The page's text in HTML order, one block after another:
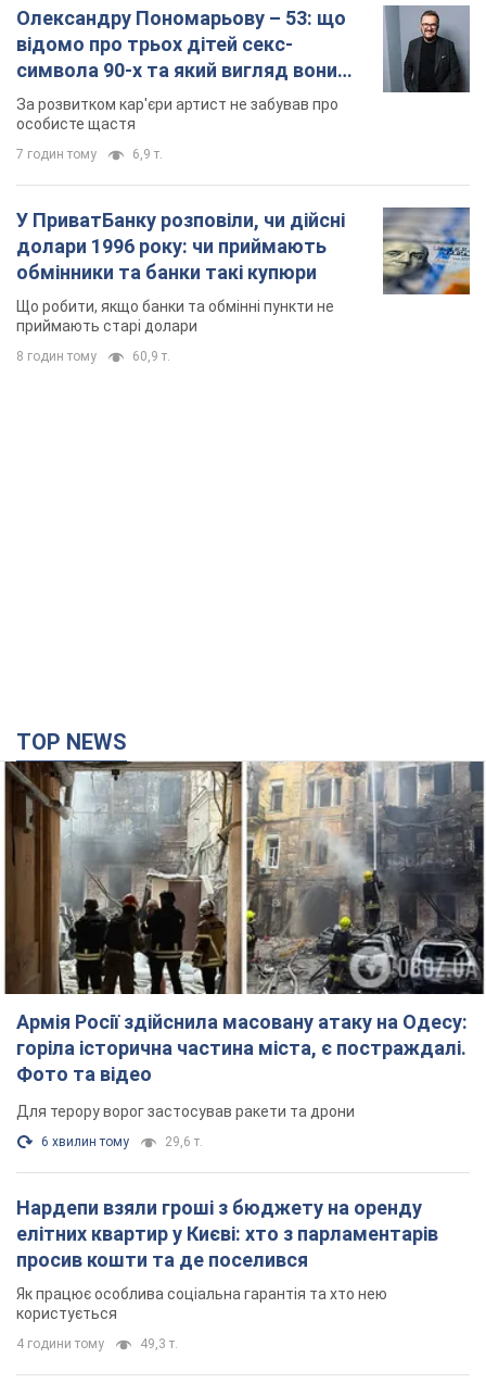
Олександру Пономарьову – 53: що
відомо про трьох дітей секс-
символа 90-х та який вигляд вони
мають
За розвитком кар'єри артист не забував про
особисте щастя
7 годин тому 6,9 т.
У ПриватБанку розповіли, чи дійсні
долари 1996 року: чи приймають
обмінники та банки такі купюри
Що робити, якщо банки та обмінні пункти не
приймають старі долари
8 годин тому 60,9 т.
TOP NEWS
Армія Росії здійснила масовану атаку на Одесу:
горіла історична частина міста, є постраждалі.
Фото та відео
Для терору ворог застосував ракети та дрони
6 хвилин тому 29,6 т.
Нардепи взяли гроші з бюджету на оренду
елітних квартир у Києві: хто з парламентарів
просив кошти та де поселився
Як працює особлива соціальна гарантія та хто нею
користується
4 години тому 49,3 т.